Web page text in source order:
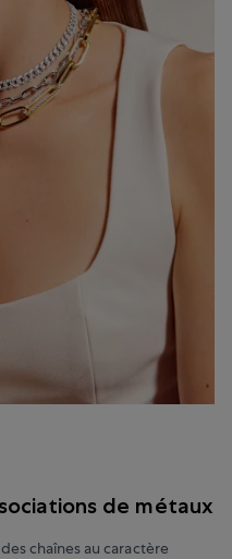
de métaux
chaînes au caractère